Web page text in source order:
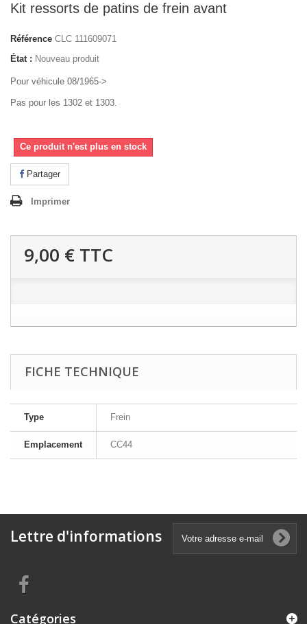
Kit ressorts de patins de frein avant
Référence CLC 111609071
État : Nouveau produit
Pour véhicule 08/1965->
Pas pour les 1302 et 1303.
Ce produit n'est plus en stock
Partager
Imprimer
9,00 € TTC
FICHE TECHNIQUE
Type Frein
Emplacement CC44
Lettre d'informations
Catégories